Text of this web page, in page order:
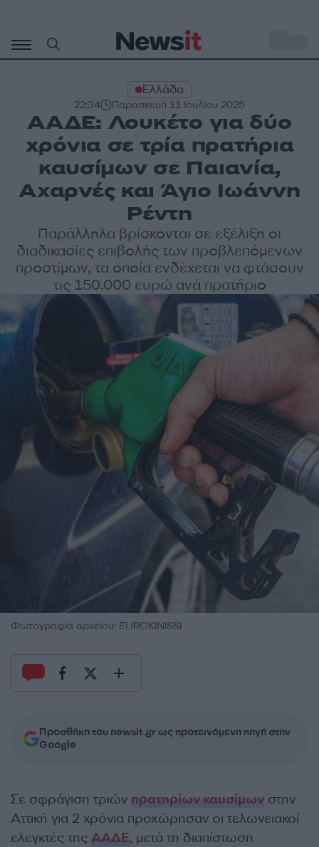
περιεχόμενο
Ελλάδα
22:34 Παρασκευή 11 Ιουλίου 2025
ΑΑΔΕ: Λουκέτο για δύο
χρόνια σε τρία πρατήρια
καυσίμων σε Παιανία,
Αχαρνές και Άγιο Ιωάννη
Ρέντη
Παράλληλα βρίσκονται σε εξέλιξη οι
διαδικασίες επιβολής των προβλεπόμενων
προστίμων, τα οποία ενδέχεται να φτάσουν
τις 150.000 ευρώ ανά πρατήριο
Φωτογραφία αρχείου: EUROKINISSI
Προσθήκη του newsit.gr ως προτεινόμενη πηγή στην
Google
Σε σφράγιση τριών πρατηρίων καυσίμων στην
Αττική για 2 χρόνια προχώρησαν οι τελωνειακοί
ελεγκτές της ΑΑΔΕ, μετά τη διαπίστωση